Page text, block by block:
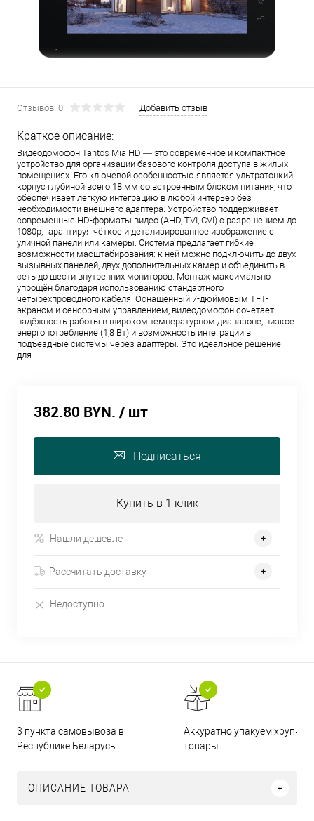
Отзывов: 0 Добавить отзыв
Краткое описание:
Видеодомофон Tantos Mia HD — это современное и компактное
устройство для организации базового контроля доступа в жилых
помещениях. Его ключевой особенностью является ультратонкий
корпус глубиной всего 18 мм со встроенным блоком питания, что
обеспечивает лёгкую интеграцию в любой интерьер без
необходимости внешнего адаптера. Устройство поддерживает
современные HD-форматы видео (AHD, TVI, CVI) с разрешением до
1080p, гарантируя чёткое и детализированное изображение с
уличной панели или камеры. Система предлагает гибкие
возможности масштабирования: к ней можно подключить до двух
вызывных панелей, двух дополнительных камер и объединить в
сеть до шести внутренних мониторов. Монтаж максимально
упрощён благодаря использованию стандартного
четырёхпроводного кабеля. Оснащённый 7-дюймовым TFT-
экраном и сенсорным управлением, видеодомофон сочетает
надёжность работы в широком температурном диапазоне, низкое
энергопотребление (1,8 Вт) и возможность интеграции в
подъездные системы через адаптеры. Это идеальное решение
для
382.80 BYN. / шт
Подписаться
Купить в 1 клик
Нашли дешевле
Рассчитать доставку
Недоступно
3 пункта самовывоза в
Республике Беларусь
Аккуратно упакуем хрупкие
товары
ОПИСАНИЕ ТОВАРА